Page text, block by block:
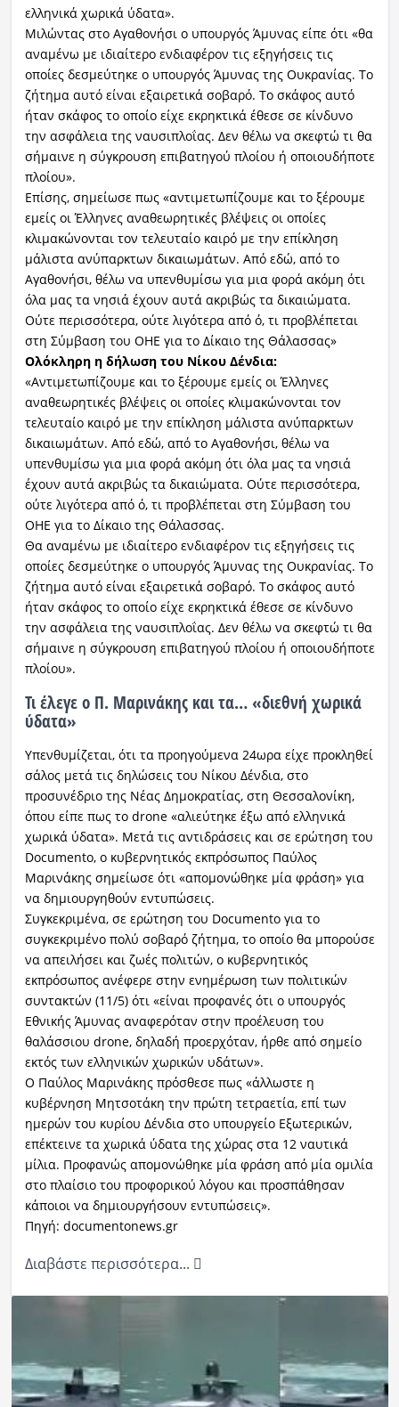
ελληνικά χωρικά ύδατα».
Μιλώντας στο Αγαθονήσι ο υπουργός Άμυνας είπε ότι «θα
αναμένω με ιδιαίτερο ενδιαφέρον τις εξηγήσεις τις
οποίες δεσμεύτηκε ο υπουργός Άμυνας της Ουκρανίας. Το
ζήτημα αυτό είναι εξαιρετικά σοβαρό. Το σκάφος αυτό
ήταν σκάφος το οποίο είχε εκρηκτικά έθεσε σε κίνδυνο
την ασφάλεια της ναυσιπλοΐας. Δεν θέλω να σκεφτώ τι θα
σήμαινε η σύγκρουση επιβατηγού πλοίου ή οποιουδήποτε
πλοίου».
Επίσης, σημείωσε πως «αντιμετωπίζουμε και το ξέρουμε
εμείς οι Έλληνες αναθεωρητικές βλέψεις οι οποίες
κλιμακώνονται τον τελευταίο καιρό με την επίκληση
μάλιστα ανύπαρκτων δικαιωμάτων. Από εδώ, από το
Αγαθονήσι, θέλω να υπενθυμίσω για μια φορά ακόμη ότι
όλα μας τα νησιά έχουν αυτά ακριβώς τα δικαιώματα.
Ούτε περισσότερα, ούτε λιγότερα από ό, τι προβλέπεται
στη Σύμβαση του ΟΗΕ για το Δίκαιο της Θάλασσας»
Ολόκληρη η δήλωση του Νίκου Δένδια:
«Αντιμετωπίζουμε και το ξέρουμε εμείς οι Έλληνες
αναθεωρητικές βλέψεις οι οποίες κλιμακώνονται τον
τελευταίο καιρό με την επίκληση μάλιστα ανύπαρκτων
δικαιωμάτων. Από εδώ, από το Αγαθονήσι, θέλω να
υπενθυμίσω για μια φορά ακόμη ότι όλα μας τα νησιά
έχουν αυτά ακριβώς τα δικαιώματα. Ούτε περισσότερα,
ούτε λιγότερα από ό, τι προβλέπεται στη Σύμβαση του
ΟΗΕ για το Δίκαιο της Θάλασσας.
Θα αναμένω με ιδιαίτερο ενδιαφέρον τις εξηγήσεις τις
οποίες δεσμεύτηκε ο υπουργός Άμυνας της Ουκρανίας. Το
ζήτημα αυτό είναι εξαιρετικά σοβαρό. Το σκάφος αυτό
ήταν σκάφος το οποίο είχε εκρηκτικά έθεσε σε κίνδυνο
την ασφάλεια της ναυσιπλοΐας. Δεν θέλω να σκεφτώ τι θα
σήμαινε η σύγκρουση επιβατηγού πλοίου ή οποιουδήποτε
πλοίου».
Τι έλεγε ο Π. Μαρινάκης και τα… «διεθνή χωρικά
ύδατα»
Υπενθυμίζεται, ότι τα προηγούμενα 24ωρα είχε προκληθεί
σάλος μετά τις δηλώσεις του Νίκου Δένδια, στο
προσυνέδριο της Νέας Δημοκρατίας, στη Θεσσαλονίκη,
όπου είπε πως το drone «αλιεύτηκε έξω από ελληνικά
χωρικά ύδατα». Μετά τις αντιδράσεις και σε ερώτηση του
Documento, ο κυβερνητικός εκπρόσωπος Παύλος
Μαρινάκης σημείωσε ότι «απομονώθηκε μία φράση» για
να δημιουργηθούν εντυπώσεις.
Συγκεκριμένα, σε ερώτηση του Documento για το
συγκεκριμένο πολύ σοβαρό ζήτημα, το οποίο θα μπορούσε
να απειλήσει και ζωές πολιτών, ο κυβερνητικός
εκπρόσωπος ανέφερε στην ενημέρωση των πολιτικών
συντακτών (11/5) ότι «είναι προφανές ότι ο υπουργός
Εθνικής Άμυνας αναφερόταν στην προέλευση του
θαλάσσιου drone, δηλαδή προερχόταν, ήρθε από σημείο
εκτός των ελληνικών χωρικών υδάτων».
Ο Παύλος Μαρινάκης πρόσθεσε πως «άλλωστε η
κυβέρνηση Μητσοτάκη την πρώτη τετραετία, επί των
ημερών του κυρίου Δένδια στο υπουργείο Εξωτερικών,
επέκτεινε τα χωρικά ύδατα της χώρας στα 12 ναυτικά
μίλια. Προφανώς απομονώθηκε μία φράση από μία ομιλία
στο πλαίσιο του προφορικού λόγου και προσπάθησαν
κάποιοι να δημιουργήσουν εντυπώσεις».
Πηγή: documentonews.gr
Διαβάστε περισσότερα...